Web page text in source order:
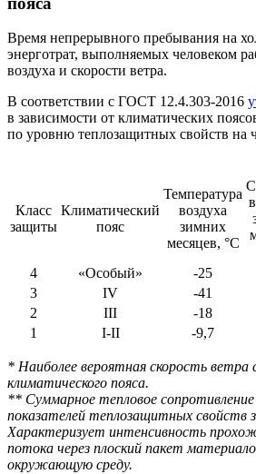
Время непрерывного пребывания на
энерготрат, выполняемых человеком
воздуха и скорости ветра.
В соответствии с ГОСТ 12.4.303-2016
в зависимости от климатических
по уровню теплозащитных свойств на
Класс
защиты
Климатический
пояс
Температура
воздуха
зимних
месяцев, °С
4
«Особый» -25
3
IV -41
2
III -18
1
I-II -9,7
* Наиболее вероятная скорость
климатического пояса.
** Суммарное тепловое
показателей теплозащитных свойств
Характеризует интенсивность
потока через плоский пакет
окружающую среду.